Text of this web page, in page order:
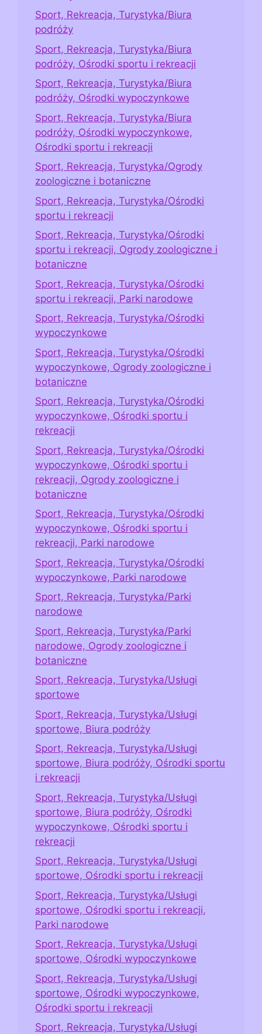
Sport, Rekreacja, Turystyka/Biura
podróży
Sport, Rekreacja, Turystyka/Biura
podróży, Ośrodki sportu i rekreacji
Sport, Rekreacja, Turystyka/Biura
podróży, Ośrodki wypoczynkowe
Sport, Rekreacja, Turystyka/Biura
podróży, Ośrodki wypoczynkowe,
Ośrodki sportu i rekreacji
Sport, Rekreacja, Turystyka/Ogrody
zoologiczne i botaniczne
Sport, Rekreacja, Turystyka/Ośrodki
sportu i rekreacji
Sport, Rekreacja, Turystyka/Ośrodki
sportu i rekreacji, Ogrody zoologiczne i
botaniczne
Sport, Rekreacja, Turystyka/Ośrodki
sportu i rekreacji, Parki narodowe
Sport, Rekreacja, Turystyka/Ośrodki
wypoczynkowe
Sport, Rekreacja, Turystyka/Ośrodki
wypoczynkowe, Ogrody zoologiczne i
botaniczne
Sport, Rekreacja, Turystyka/Ośrodki
wypoczynkowe, Ośrodki sportu i
rekreacji
Sport, Rekreacja, Turystyka/Ośrodki
wypoczynkowe, Ośrodki sportu i
rekreacji, Ogrody zoologiczne i
botaniczne
Sport, Rekreacja, Turystyka/Ośrodki
wypoczynkowe, Ośrodki sportu i
rekreacji, Parki narodowe
Sport, Rekreacja, Turystyka/Ośrodki
wypoczynkowe, Parki narodowe
Sport, Rekreacja, Turystyka/Parki
narodowe
Sport, Rekreacja, Turystyka/Parki
narodowe, Ogrody zoologiczne i
botaniczne
Sport, Rekreacja, Turystyka/Usługi
sportowe
Sport, Rekreacja, Turystyka/Usługi
sportowe, Biura podróży
Sport, Rekreacja, Turystyka/Usługi
sportowe, Biura podróży, Ośrodki sportu
i rekreacji
Sport, Rekreacja, Turystyka/Usługi
sportowe, Biura podróży, Ośrodki
wypoczynkowe, Ośrodki sportu i
rekreacji
Sport, Rekreacja, Turystyka/Usługi
sportowe, Ośrodki sportu i rekreacji
Sport, Rekreacja, Turystyka/Usługi
sportowe, Ośrodki sportu i rekreacji,
Parki narodowe
Sport, Rekreacja, Turystyka/Usługi
sportowe, Ośrodki wypoczynkowe
Sport, Rekreacja, Turystyka/Usługi
sportowe, Ośrodki wypoczynkowe,
Ośrodki sportu i rekreacji
Sport, Rekreacja, Turystyka/Usługi